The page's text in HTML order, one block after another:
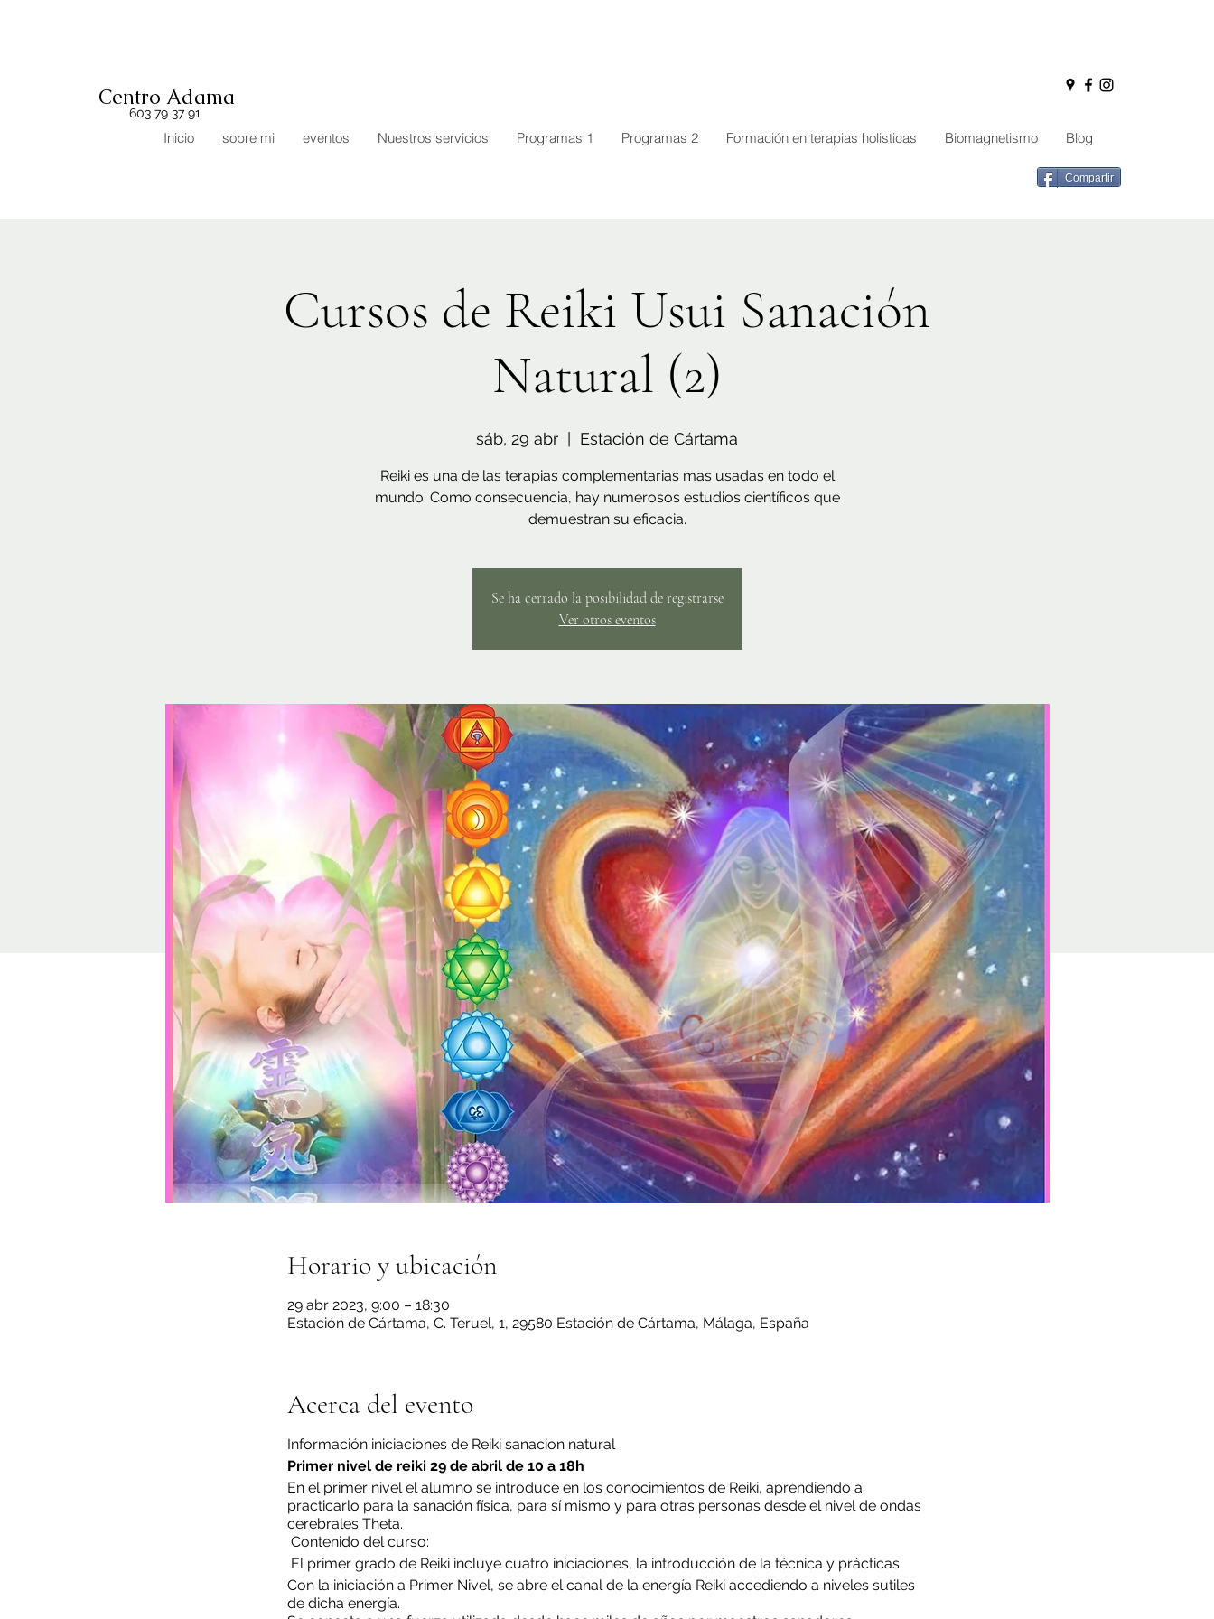
Centro Adama
603 79 37 91
Inicio sobre mi eventos Nuestros servicios Programas 1 Programas 2 Formación en terapias holisticas Biomagnetismo Blog
Compartir
Cursos de Reiki Usui Sanación
Natural (2)
sáb, 29 abr Estación de Cártama
Reiki es una de las terapias complementarias mas usadas en todo el
mundo. Como consecuencia, hay numerosos estudios científicos que
demuestran su eficacia.
Se ha cerrado la posibilidad de registrarse
Ver otros eventos
Horario y ubicación
29 abr 2023, 9:00 – 18:30
Estación de Cártama, C. Teruel, 1, 29580 Estación de Cártama, Málaga, España
Acerca del evento
Información iniciaciones de Reiki sanacion natural
Primer nivel de reiki 29 de abril de 10 a 18h
En el primer nivel el alumno se introduce en los conocimientos de Reiki, aprendiendo a
practicarlo para la sanación física, para sí mismo y para otras personas desde el nivel de ondas
cerebrales Theta.
Contenido del curso:
El primer grado de Reiki incluye cuatro iniciaciones, la introducción de la técnica y prácticas.
Con la iniciación a Primer Nivel, se abre el canal de la energía Reiki accediendo a niveles sutiles
de dicha energía.